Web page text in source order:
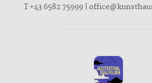
T+43 6582 75999 |